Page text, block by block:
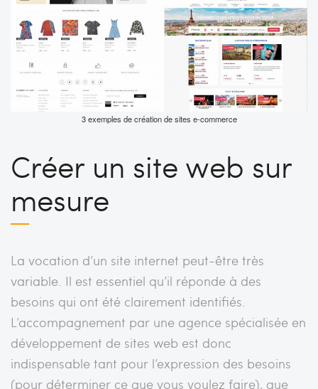
3 exemples de création de sites e-commerce
Créer un site web sur
mesure
La vocation d’un site internet peut-être très
variable. Il est essentiel qu’il réponde à des
besoins qui ont été clairement identifiés.
L’accompagnement par une agence spécialisée en
développement de sites web est donc
indispensable tant pour l’expression des besoins
(pour déterminer ce que vous voulez faire), que